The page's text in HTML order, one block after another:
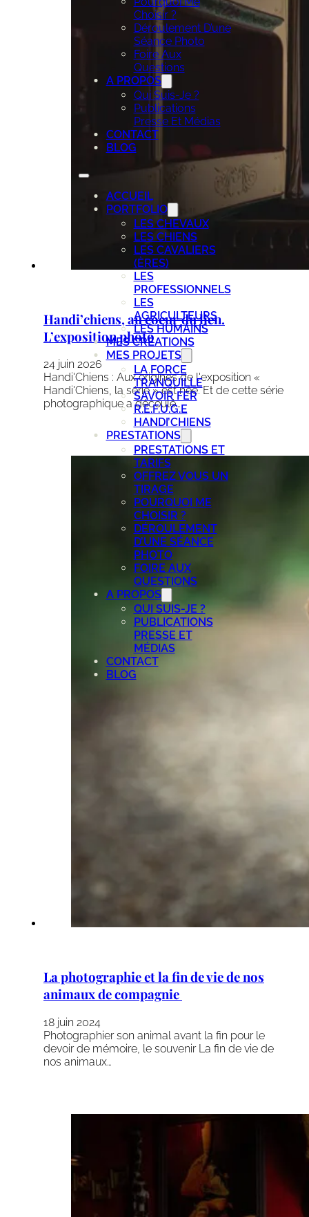
Choisir ?
Déroulement D’une
Séance Photo
Foire Aux
Questions
A PROPOS
Qui Suis-Je ?
Publications
Presse Et Médias
CONTACT
BLOG
ACCUEIL
PORTFOLIO
LES CHEVAUX
LES CHIENS
LES CAVALIERS
(ÈRES)
LES
PROFESSIONNELS
LES
AGRICULTEURS
LES HUMAINS
MES CRÉATIONS
MES PROJETS
LA FORCE
TRANQUILLE
SAVOIR FER
R.E.F.U.G.E
HANDI’CHIENS
PRESTATIONS
PRESTATIONS ET
TARIFS
OFFREZ VOUS UN
TIRAGE
POURQUOI ME
CHOISIR ?
DÉROULEMENT
D’UNE SÉANCE
PHOTO
FOIRE AUX
QUESTIONS
A PROPOS
QUI SUIS-JE ?
PUBLICATIONS
PRESSE ET
MÉDIAS
CONTACT
BLOG
Handi’chiens, au coeur du lien.
L’exposition photo
24 juin 2026
Handi'Chiens : Aux origines de l'exposition «
Handi'Chiens, la série » est née. Et de cette série
photographique a découlé…
La photographie et la fin de vie de nos
animaux de compagnie
18 juin 2024
Photographier son animal avant la fin pour le
devoir de mémoire, le souvenir La fin de vie de
nos animaux…